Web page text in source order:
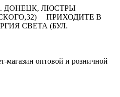
ДОНЕЦК, ЛЮСТРЫ
ПРИХОДИТЕ В
СВЕТА (БУЛ.
магазин оптовой и розничной